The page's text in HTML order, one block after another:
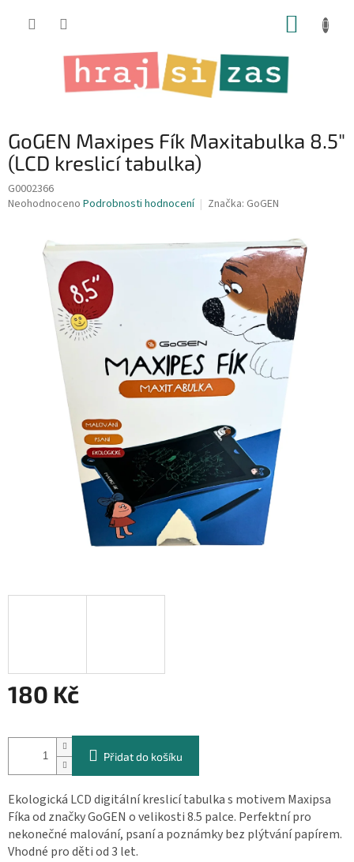
GoGEN Maxipes Fík Maxitabulka 8.5"
(LCD kreslicí tabulka)
G0002366
Průměrné
hvězdiček.
Neohodnoceno Podrobnosti hodnocení Značka: GoGEN
180 Kč
cena:
Přidat do košíku
Ekologická LCD digitální kreslicí tabulka s motivem Maxipsa
Fíka od značky GoGEN o velikosti 8.5 palce. Perfektní pro
nekonečné malování, psaní a poznámky bez plýtvání papírem.
Vhodné pro děti od 3 let.